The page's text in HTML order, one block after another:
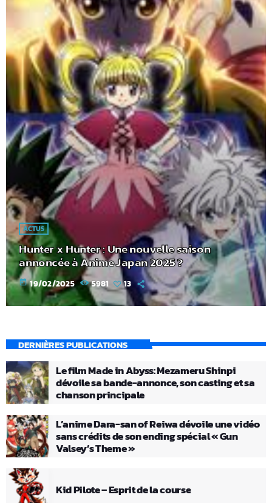
ACTUS
Hunter x Hunter : Une nouvelle saison
annoncée à Anime Japan 2025 ?
today 19/02/2025 5981 13
DERNIÈRES PUBLICATIONS
Le film Made in Abyss: Mezameru Shinpi
dévoile sa bande-annonce, son casting et sa
chanson principale
L’anime Dara-san of Reiwa dévoile une vidéo
sans crédits de son ending spécial « Gun
Valsey’s Theme »
Kid Pilote – Esprit de la course